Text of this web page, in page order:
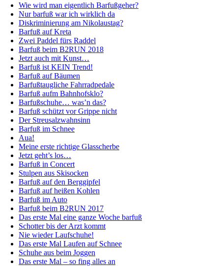
Wie wird man eigentlich Barfußgeher?
Nur barfuß war ich wirklich da
Diskriminierung am Nikolaustag?
Barfuß auf Kreta
Zwei Paddel fürs Raddel
Barfuß beim B2RUN 2018
Jetzt auch mit Kunst…
Barfuß ist KEIN Trend!
Barfuß auf Bäumen
Barfußtaugliche Fahrradpedale
Barfuß aufm Bahnhofsklo?
Barfußschuhe… was’n das?
Barfuß schützt vor Grippe nicht
Der Streusalzwahnsinn
Barfuß im Schnee
Aua!
Meine erste richtige Glasscherbe
Jetzt geht’s los…
Barfuß in Concert
Stulpen aus Skisocken
Barfuß auf den Berggipfel
Barfuß auf heißen Kohlen
Barfuß im Auto
Barfuß beim B2RUN 2017
Das erste Mal eine ganze Woche barfuß
Schotter bis der Arzt kommt
Nie wieder Laufschuhe!
Das erste Mal Laufen auf Schnee
Schuhe aus beim Joggen
Das erste Mal – so fing alles an